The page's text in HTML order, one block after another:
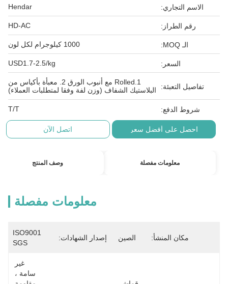
الاسم التجاري: Hendar
رقم الطراز: HD-AC
الـ MOQ: 1000 كيلوجرام لكل لون
السعر: USD1.7-2.5/kg
تفاصيل التعبئة:
1.Rolled مع أنبوب الورق 2. معبأة بأكياس من
البلاستيك الشفاف (وزن لفة وفقا لمتطلبات العملاء)
شروط الدفع: T/T
احصل على أفضل سعر اتصل الآن
معلومات مفصلة وصف المنتج
معلومات مفصلة
مكان المنشأ: الصين إصدار الشهادات:
ISO9001
SGS